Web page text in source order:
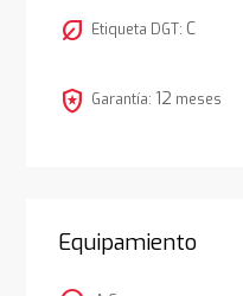
nest_eco_leaf Etiqueta DGT: C
local_police Garantía: 12 meses
Equipamiento